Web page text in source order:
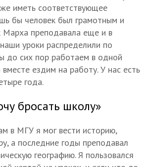
иметь соответствующее
бы человек был грамотным и
Марха преподавала еще и в
уроки распределили по
до сих пор работаем в одной
ездим на работу. У нас есть
года.
бросать школу»
в МГУ я мог вести историю,
а последние годы преподавал
географию. Я пользовался